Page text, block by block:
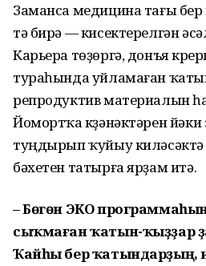
Заманса медицина тағы
тә бирә — кисектерелгән
Карьера төҙөргә, донъя
тураһында уйламаған
репродуктив материалын
Йомортҡа күҙәнәктәрен
туңдырып ҡуйыу киләсәктә
бәхетен татырға ярҙам итә.
– Бөгөн ЭКО
сыҡмаған ҡатын-ҡыҙҙар
Ҡайһы бер ҡатындарҙың,